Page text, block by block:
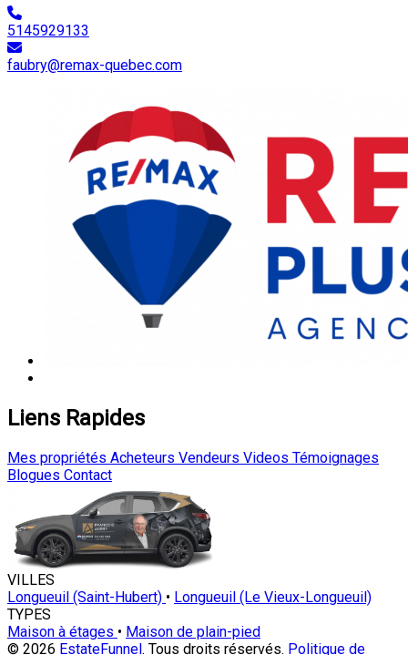
5145929133
faubry@remax-quebec.com
Liens Rapides
Mes propriétés Acheteurs Vendeurs Videos Témoignages
Blogues Contact
VILLES
Longueuil (Saint-Hubert) • Longueuil (Le Vieux-Longueuil)
TYPES
Maison à étages • Maison de plain-pied
© 2026 EstateFunnel. Tous droits réservés. Politique de